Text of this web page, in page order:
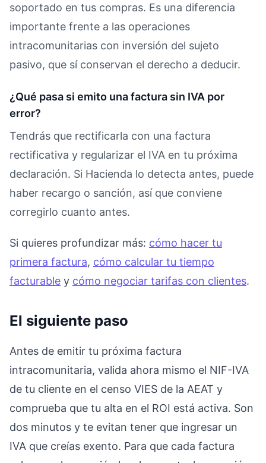
soportado en tus compras. Es una diferencia
importante frente a las operaciones
intracomunitarias con inversión del sujeto
pasivo, que sí conservan el derecho a deducir.
¿Qué pasa si emito una factura sin IVA por
error?
Tendrás que rectificarla con una factura
rectificativa y regularizar el IVA en tu próxima
declaración. Si Hacienda lo detecta antes, puede
haber recargo o sanción, así que conviene
corregirlo cuanto antes.
Si quieres profundizar más: cómo hacer tu
primera factura, cómo calcular tu tiempo
facturable y cómo negociar tarifas con clientes.
El siguiente paso
Antes de emitir tu próxima factura
intracomunitaria, valida ahora mismo el NIF-IVA
de tu cliente en el censo VIES de la AEAT y
comprueba que tu alta en el ROI está activa. Son
dos minutos y te evitan tener que ingresar un
IVA que creías exento. Para que cada factura